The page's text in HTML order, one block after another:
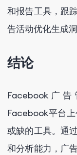
和报告工具，跟
告活动优化生成洞
结论
Facebook广
Facebook平台
或缺的工具。通
和分析能力，广